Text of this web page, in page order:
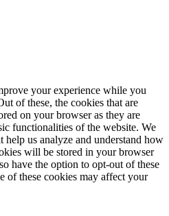
your experience while you
of these, the cookies that are
on your browser as they are
functionalities of the website. We
help us analyze and understand how
will be stored in your browser
have the option to opt-out of these
of these cookies may affect your